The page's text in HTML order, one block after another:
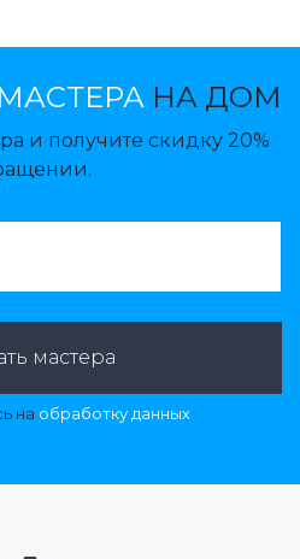
НА ДОМ
и получите скидку 20%
мастера
на обработку данных